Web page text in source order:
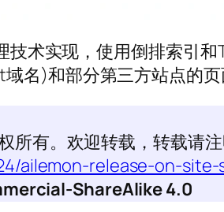
术实现，使用倒排索引
名)和部分第三方站点的
有。欢迎转载，转载请注
ailemon-release-on-
ShareAlike 4.0